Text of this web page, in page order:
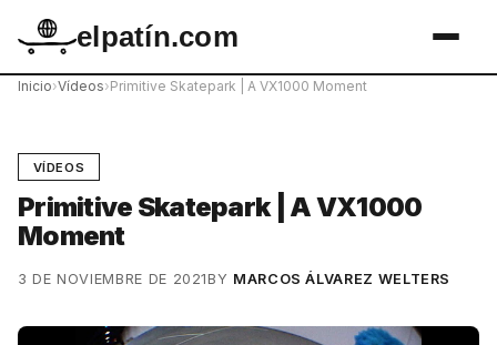
elpatín.com
Inicio›Vídeos›Primitive Skatepark | A VX1000 Moment
VÍDEOS
Primitive Skatepark | A VX1000
Moment
3 DE NOVIEMBRE DE 2021BY MARCOS ÁLVAREZ WELTERS